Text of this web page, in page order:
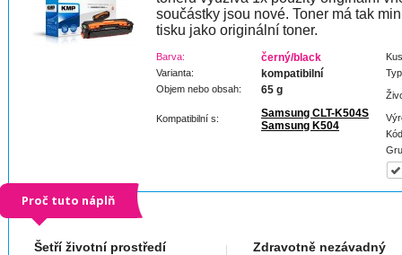
součástky jsou nové. Toner má tak
tisku jako originální toner.
Barva: černý/black
Varianta: kompatibilní
Objem nebo obsah: 65 g
Kompatibilní s:
Samsung CLT-K504S
Samsung K504
Proč tuto náplň
Šetří životní prostředí Zdravotně nezávadný